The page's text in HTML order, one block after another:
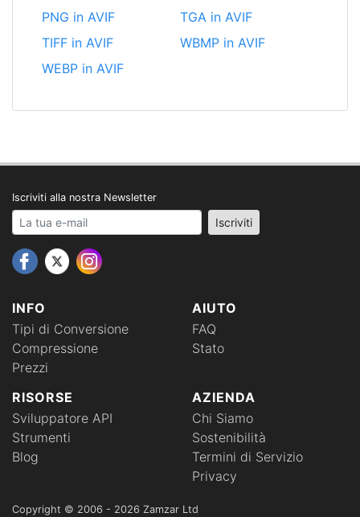
PNG in AVIF
TGA in AVIF
TIFF in AVIF
WBMP in AVIF
WEBP in AVIF
INFO
Tipi di Conversione
Compressione
Prezzi
AIUTO
FAQ
Stato
RISORSE
Sviluppatore API
Strumenti
Blog
AZIENDA
Chi Siamo
Sostenibilità
Termini di Servizio
Privacy
Iscriviti alla nostra Newsletter
Your email address Iscriviti
Copyright © 2006 - 2026 Zamzar Ltd